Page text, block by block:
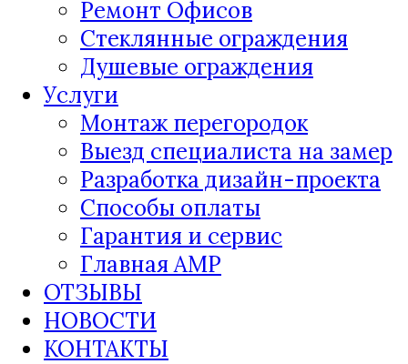
Ремонт Офисов
Стеклянные ограждения
Душевые ограждения
Услуги
Монтаж перегородок
Выезд специалиста на замер
Разработка дизайн-проекта
Способы оплаты
Гарантия и сервис
Главная AMP
ОТЗЫВЫ
НОВОСТИ
КОНТАКТЫ